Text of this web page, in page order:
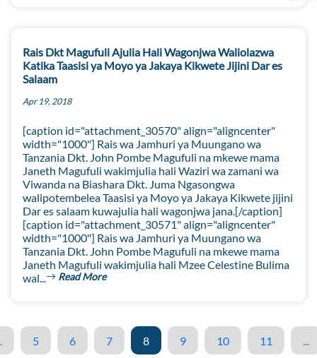
Rais Dkt Magufuli Ajulia Hali Wagonjwa Waliolazwa
Katika Taasisi ya Moyo ya Jakaya Kikwete Jijini Dar es
Salaam
Apr 19, 2018
[caption id="attachment_30570" align="aligncenter"
width="1000"] Rais wa Jamhuri ya Muungano wa
Tanzania Dkt. John Pombe Magufuli na mkewe mama
Janeth Magufuli wakimjulia hali Waziri wa zamani wa
Viwanda na Biashara Dkt. Juma Ngasongwa
walipotembelea Taasisi ya Moyo ya Jakaya Kikwete jijini
Dar es salaam kuwajulia hali wagonjwa jana.[/caption]
[caption id="attachment_30571" align="aligncenter"
width="1000"] Rais wa Jamhuri ya Muungano wa
Tanzania Dkt. John Pombe Magufuli na mkewe mama
Janeth Magufuli wakimjulia hali Mzee Celestine Bulima
wal...
Read More
5 6 7 8 9 10 11